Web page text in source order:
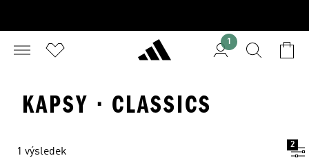
1
KAPSY · CLASSICS
1 výsledek
2